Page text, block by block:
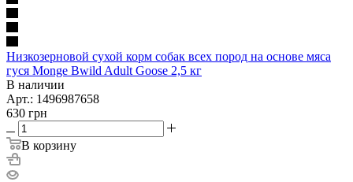
Низкозерновой сухой корм собак всех пород на основе мяса
гуся Monge Bwild Adult Goose 2,5 кг
В наличии
Арт.: 1496987658
630 грн
В корзину